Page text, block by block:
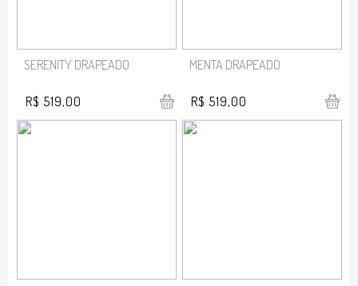
SERENITY DRAPEADO
R$ 519,00
MENTA DRAPEADO
R$ 519,00